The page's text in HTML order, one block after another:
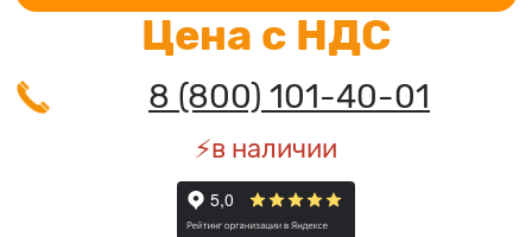
Цена с НДС
8 (800) 101-40-01
⚡️в наличии